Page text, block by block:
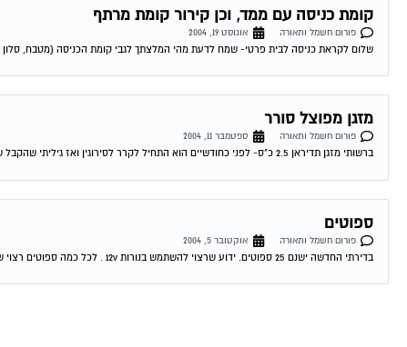
קומת כניסה עם ממד, וכן קירור קומת מרתף
פורום חשמל ותאורה
אוגוסט 19, 2004
שלום לקראת כניסה לבית פרטי- שמח לדעת מהי המלצתך לגבי קומת הכניסה (מטבח,
מזגן מפוצל סורר
פורום חשמל ותאורה
ספטמבר 11, 2004
ברשותי מזגן תדיראן 2.5 כ"ס- לפני כחודשיים הוא התחיל לקרר לסירוגין ואז גיליתי שהקבל שלו ממש הרוס ועשה קצרים- קניתי קבל חדש והכל היה בסדר...
ספוטים
פורום חשמל ותאורה
אוקטובר 5, 2004
בדירתי החדשה ישנם 25 ספוטים. ידוע שרצוי להשתמש בנורות 12v . לכל כמה ספוטים רצוי שנאי 220.: 12 ? 07-10-2004 20:24:00 דורון טרייביש כמה שנאים...